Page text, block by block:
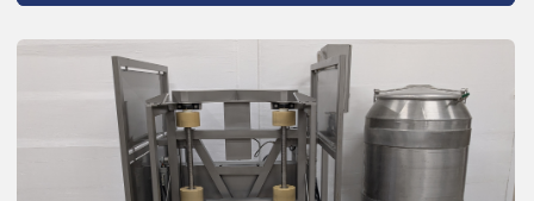
Blandare: Steglös 0-25 varv/min
Vakuum: 0-90%